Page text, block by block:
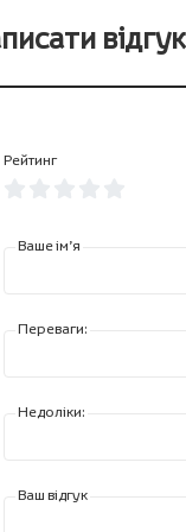
відгук
Рейтинг
Ваше ім’я
Переваги:
Недоліки:
Ваш відгук